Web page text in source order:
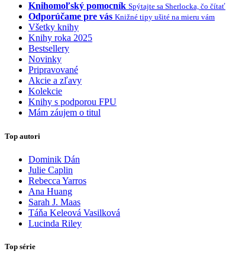
Knihomoľský pomocník Spýtajte sa Sherlocka, čo čítať
Odporúčame pre vás Knižné tipy ušité na mieru vám
Všetky knihy
Knihy roka 2025
Bestsellery
Novinky
Pripravované
Akcie a zľavy
Kolekcie
Knihy s podporou FPU
Mám záujem o titul
Top autori
Dominik Dán
Julie Caplin
Rebecca Yarros
Ana Huang
Sarah J. Maas
Táňa Keleová Vasilková
Lucinda Riley
Top série